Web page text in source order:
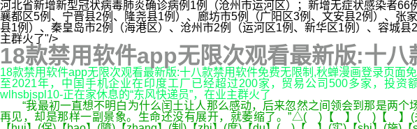
河北省新增新型冠状病毒肺炎确诊病例1例（沧州市运河区）； 新增无症状感染者66
襄都区5例、宁晋县2例、隆尧县1例）、廊坊市5例（广阳区3例、文安县2例）、
县1例）、秦皇岛市2例（海港区）、沧州市2例（运河区1例、新华区1例）、容城
主群火了"/>
18款禁用软件app无限次观看最新版:十
18款禁用软件app无限次观看最新版:十八款禁用软件免费无限制,秋蝉漫画登录页
至2021年，中国手机企业在印度工厂已经超过200家，贸易公司500多家，投
wlhsbjspl10-正在家休息的“东风快递员”，在业主群火了
“我最初一直想不明白为什么闰土让人那么感动，后来忽然之间领会到那是两个
再见，却是那样一副景象。生命还没有展开，就萎缩了。”△( )【 】( )【 】(关